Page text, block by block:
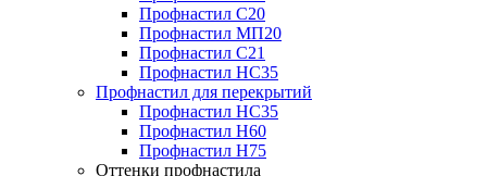
Профнастил С20
Профнастил МП20
Профнастил С21
Профнастил НС35
Профнастил для перекрытий
Профнастил НС35
Профнастил Н60
Профнастил Н75
Оттенки профнастила